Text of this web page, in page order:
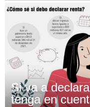
Si va a
tenga en